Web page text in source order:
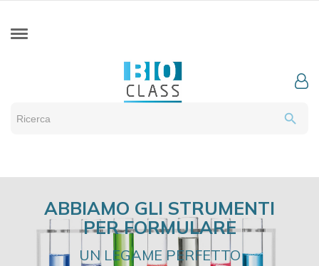
search
ABBIAMO GLI STRUMENTI
PER FORMULARE
UN LEGAME PERFETTO